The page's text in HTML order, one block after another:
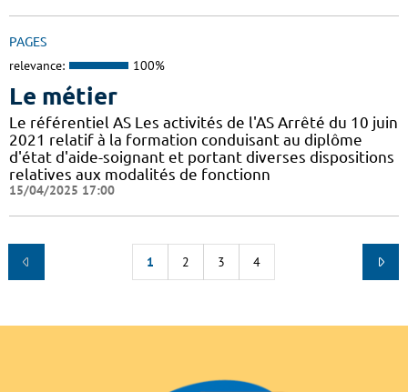
PAGES
relevance: 100%
Le métier
Le référentiel AS Les activités de l'AS Arrêté du 10 juin
2021 relatif à la formation conduisant au diplôme
d'état d'aide-soignant et portant diverses dispositions
relatives aux modalités de fonctionn
15/04/2025 17:00
1 2 3 4